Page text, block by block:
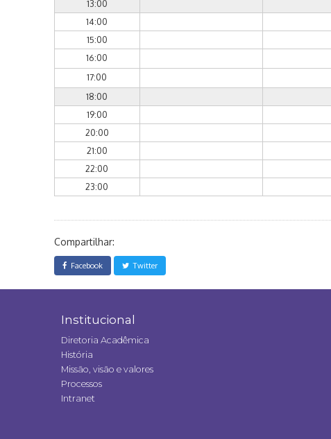
13:00
14:00
15:00
16:00
17:00
18:00
19:00
20:00
21:00
22:00
23:00
Compartilhar:
Facebook Twitter
Institucional
Diretoria Acadêmica
História
Missão, visão e valores
Processos
Intranet